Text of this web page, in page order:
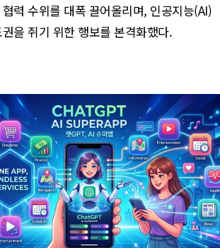
력 수위를 대폭 끌어올리며, 인공지능(AI)
을 쥐기 위한 행보를 본격화했다.